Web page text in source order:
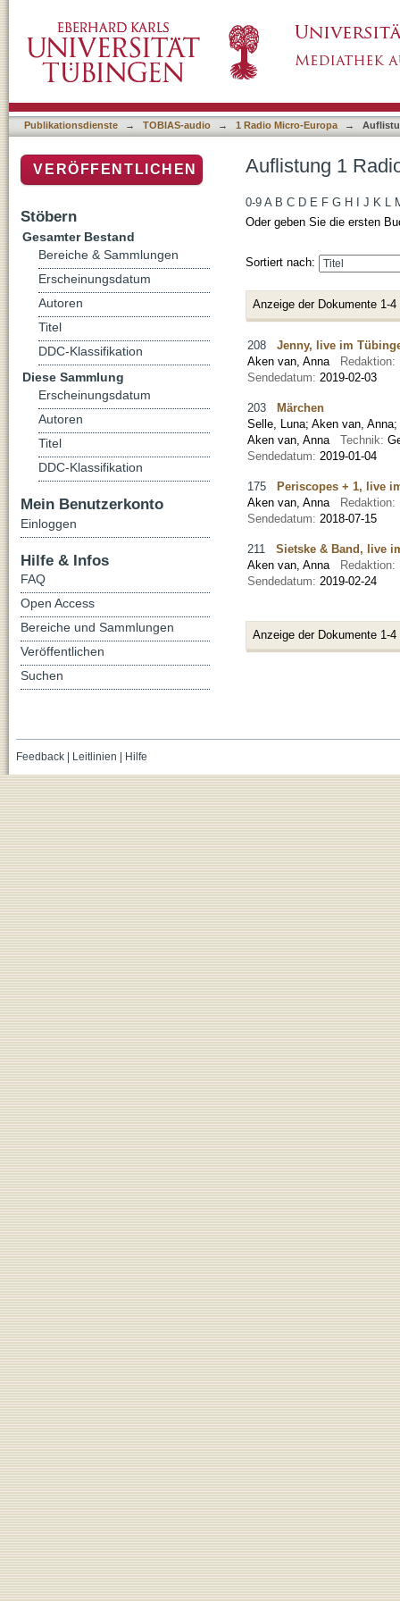
Publikationsdienste → TOBIAS-audio → 1 Radio Micro-Europa →
Auflistung 1
0-9 A B C D E F G H J K L
Oder geben Sie die ersten
Sortiert nach:
Anzeige der Dokumente 1-4
208 Jenny, live im
Aken van, Anna
Redaktion:
Sendedatum: 2019-02-03
203 Märchen
Selle, Luna; Aken van, Anna;
Aken van, Anna Technik:
Sendedatum: 2019-01-04
175 Periscopes + 1, live
Aken van, Anna
Redaktion:
Sendedatum: 2018-07-15
211 Sietske & Band, live
Aken van, Anna
Redaktion:
Sendedatum: 2019-02-24
Anzeige der Dokumente 1-4
VERÖFFENTLICHEN
Stöbern
Gesamter Bestand
Bereiche & Sammlungen
Erscheinungsdatum
Autoren
Titel
DDC-Klassifikation
Diese Sammlung
Erscheinungsdatum
Autoren
Titel
DDC-Klassifikation
Mein Benutzerkonto
Einloggen
Hilfe & Infos
FAQ
Open Access
Bereiche und Sammlungen
Veröffentlichen
Suchen
Feedback| Leitlinien | Hilfe